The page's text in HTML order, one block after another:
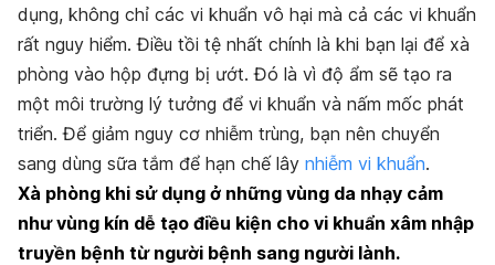
dụng, không chỉ các vi khuẩn vô hại mà cả các vi khuẩn
rất nguy hiểm. Điều tồi tệ nhất chính là khi bạn lại để xà
phòng vào hộp đựng bị ướt. Đó là vì độ ẩm sẽ tạo ra
một môi trường lý tưởng để vi khuẩn và nấm mốc phát
triển. Để giảm nguy cơ nhiễm trùng, bạn nên chuyển
sang dùng sữa tắm để hạn chế lây nhiễm vi khuẩn.
Xà phòng khi sử dụng ở những vùng da nhạy cảm
như vùng kín dễ tạo điều kiện cho vi khuẩn xâm nhập
truyền bệnh từ người bệnh sang người lành.